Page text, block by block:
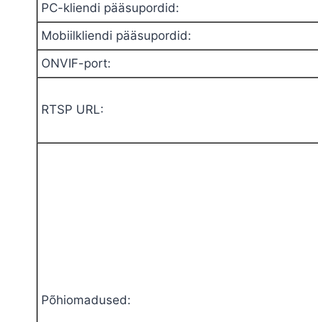
PC-kliendi pääsupordid:
Mobiilkliendi pääsupordid:
ONVIF-port:
RTSP URL:
Põhiomadused: